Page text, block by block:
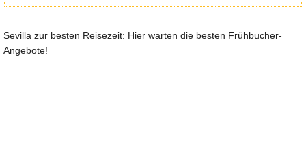
Sevilla zur besten Reisezeit: Hier warten die besten Frühbucher-
Angebote!